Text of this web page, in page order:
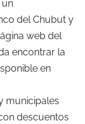
un
del Chubut y
web del
encontrar la
en
municipales
descuentos